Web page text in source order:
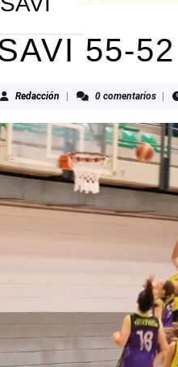
55-
Redacción Redacción0 comentarios